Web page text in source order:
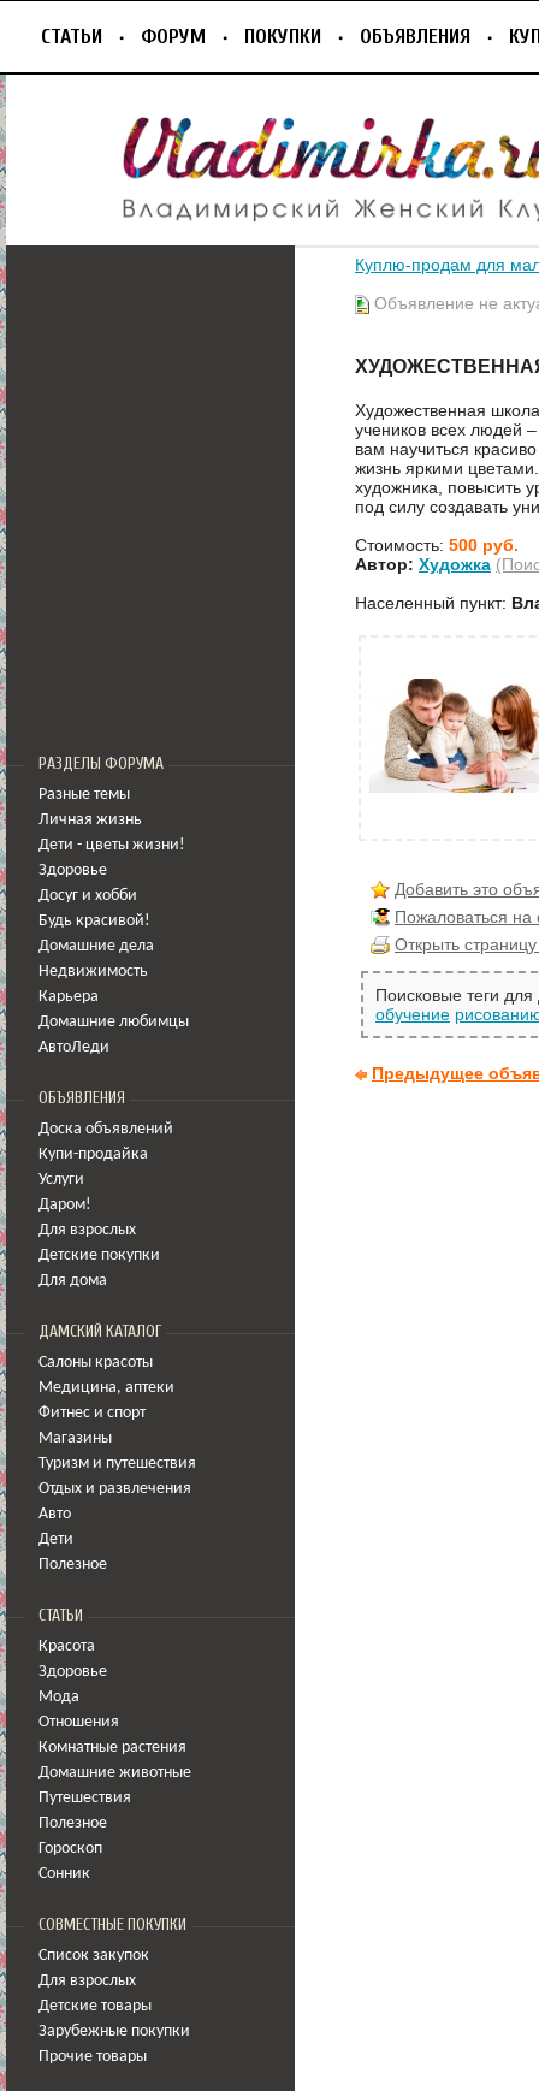
СТАТЬИ ФОРУМ ПОКУПКИ ОБЪЯВЛЕНИЯ
РАЗДЕЛЫ ФОРУМА
Разные темы
Личная жизнь
Дети - цветы жизни!
Здоровье
Досуг и хобби
Будь красивой!
Домашние дела
Недвижимость
Карьера
Домашние любимцы
АвтоЛеди
ОБЪЯВЛЕНИЯ
Доска объявлений
Купи-продайка
Услуги
Даром!
Для взрослых
Детские покупки
Для дома
ДАМСКИЙ КАТАЛОГ
Салоны красоты
Медицина, аптеки
Фитнес и спорт
Магазины
Туризм и путешествия
Отдых и развлечения
Авто
Дети
Полезное
СТАТЬИ
Красота
Здоровье
Мода
Отношения
Комнатные растения
Домашние животные
Путешествия
Полезное
Гороскоп
Сонник
СОВМЕСТНЫЕ ПОКУПКИ
Список закупок
Для взрослых
Детские товары
Зарубежные покупки
Прочие товары
Куплю-продам для
Объявление не
Художественная
учеников всех людей
вам научиться
жизнь яркими
художника, повысить
под силу создавать
Стоимость: 500 руб.
Автор: Художка
Населенный пункт:
Добавить это
Пожаловаться
Открыть
Поисковые теги
обучение
Предыдущее